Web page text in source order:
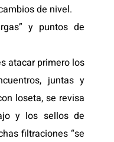
de nivel.
y puntos de
atacar primero los
juntas y
loseta, se revisa
y los sellos de
filtraciones “se